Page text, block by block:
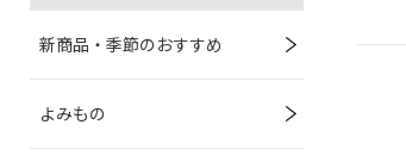
新商品・季節のおすすめ
よみもの